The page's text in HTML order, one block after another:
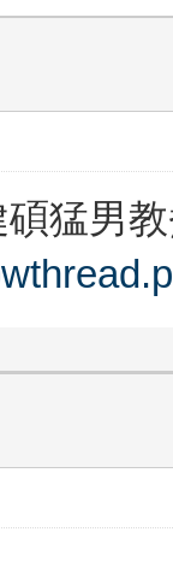
碩猛男